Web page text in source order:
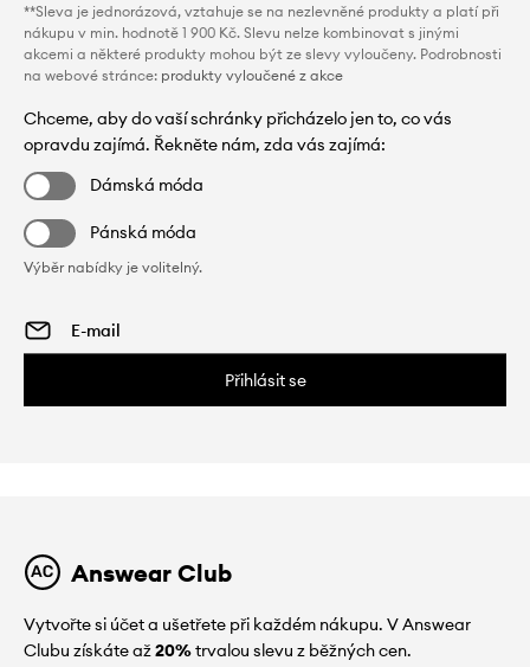
**Sleva je jednorázová, vztahuje se na nezlevněné produkty a platí při
nákupu v min. hodnotě 1 900 Kč. Slevu nelze kombinovat s jinými
akcemi a některé produkty mohou být ze slevy vyloučeny. Podrobnosti
na webové stránce: produkty vyloučené z akce
Chceme, aby do vaší schránky přicházelo jen to, co vás
opravdu zajímá. Řekněte nám, zda vás zajímá:
Dámská móda
Pánská móda
Výběr nabídky je volitelný.
Přihlásit se
Answear Club
Vytvořte si účet a ušetřete při každém nákupu. V Answear
Clubu získáte až20%trvalou slevu z běžných cen.